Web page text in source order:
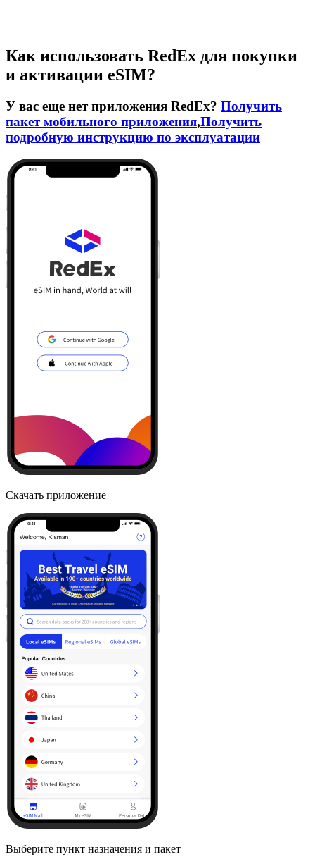
Как использовать RedEx для покупки
и активации eSIM?
У вас еще нет приложения RedEx? Получить
пакет мобильного приложения,Получить
подробную инструкцию по эксплуатации
Скачать приложение
Выберите пункт назначения и пакет